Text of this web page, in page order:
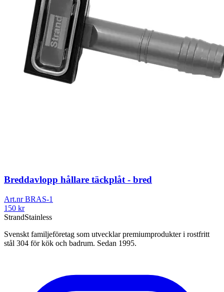
Breddavlopp hållare täckplåt - bred
Art.nrBRAS-1
150 kr
StrandStainless
Svenskt familjeföretag som utvecklar premiumprodukter i rostfritt
stål 304 för kök och badrum. Sedan 1995.